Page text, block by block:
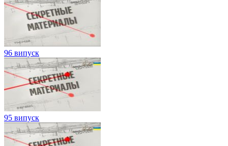
96 випуск
95 випуск